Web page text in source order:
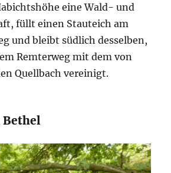
eine Wald- und
füllt einen Stauteich am
und bleibt südlich desselben,
Remterweg mit dem von
Quellbach vereinigt.